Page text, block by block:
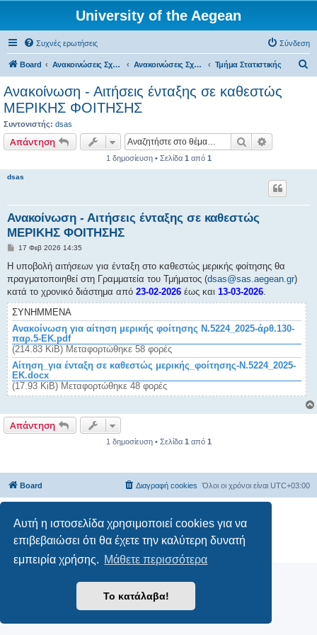
Αυτή η ιστοσελίδα χρησιμοποιεί cookies για να
επιβεβαιώσει ότι θα έχετε την καλύτερη δυνατή
εμπειρία χρήσης. Μάθετε περισσότερα
Το κατάλαβα!
University of the Aegean
Συχνές ερωτήσεις Σύνδεση
Board Ανακοινώσεις Σχολών, Τμημάτων, Συλλόγων & Υπηρεσιών Ανακοινώσεις Σχολών & Τμημάτων (Σάμος) Τμήμα Στατιστικής
Ανακοίνωση - Αιτήσεις ένταξης σε καθεστώς
ΜΕΡΙΚΗΣ ΦΟΙΤΗΣΗΣ
Συντονιστής: dsas
Απάντηση Αναζήτηση
1 δημοσίευση • Σελίδα 1 από 1
dsas
Ανακοίνωση - Αιτήσεις ένταξης σε καθεστώς
ΜΕΡΙΚΗΣ ΦΟΙΤΗΣΗΣ
Δ
μ
σ
ί
σ
η
17 Φεβ 2026 14:35
Η υποβολή αιτήσεων για ένταξη στο καθεστώς μερικής φοίτησης θα
πραγματοποιηθεί στη Γραμματεία του Τμήματος (dsas@sas.aegean.gr)
κατά το χρονικό διάστημα από 23-02-2026 έως και 13-03-2026
ΣΥΝΗΜΜΈΝΑ
Ανακοίνωση για αίτηση μερικής φοίτησης Ν.5224_2025-άρθ.130-
παρ.5-ΕΚ.pdf
(214.83 KiB) Μεταφορτώθηκε 58 φορές
Αίτηση_για ένταξη σε καθεστώς μερικής_φοίτησης-Ν.5224_2025-
ΕΚ.docx
(17.93 KiB) Μεταφορτώθηκε 48 φορές
Απάντηση
1 δημοσίευση • Σελίδα 1 από 1
Board Όλοι οι χρόνοι είναι UTC+03:00
Διαγραφή cookies
Ελληνική μετάφραση από το phpbbgr.com
Απόρρητο